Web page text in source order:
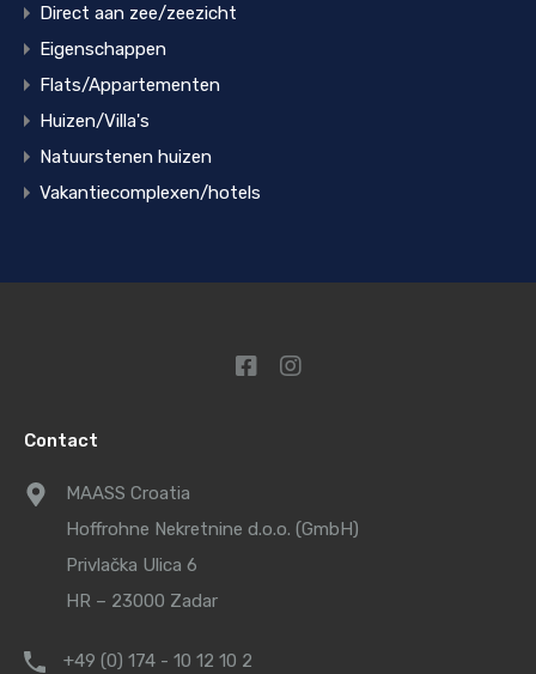
Direct aan zee/zeezicht
Eigenschappen
Flats/Appartementen
Huizen/Villa's
Natuurstenen huizen
Vakantiecomplexen/hotels
Contact
MAASS Croatia
Hoffrohne Nekretnine d.o.o. (GmbH)
Privlačka Ulica 6
HR – 23000 Zadar
+49 (0) 174 - 10 12 10 2